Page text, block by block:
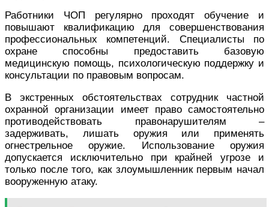
Работники ЧОП регулярно проходят обучение и
повышают квалификацию для совершенствования
профессиональных компетенций. Специалисты по
охране способны предоставить базовую
медицинскую помощь, психологическую поддержку и
консультации по правовым вопросам.
В экстренных обстоятельствах сотрудник частной
охранной организации имеет право самостоятельно
противодействовать правонарушителям –
задерживать, лишать оружия или применять
огнестрельное оружие. Использование оружия
допускается исключительно при крайней угрозе и
только после того, как злоумышленник первым начал
вооруженную атаку.